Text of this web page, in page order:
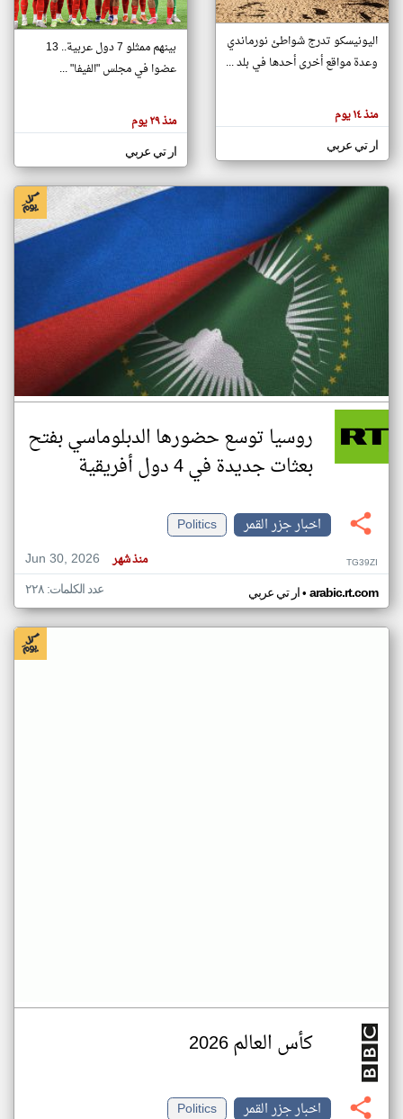
تغيير الدولة
اخبار جزر القمر على مدار الساعة
أهم اخبار جزر القمر العاجلة والمباشرة
هنا عن
وجهة
كاتبيها.
اليونيسكو تدرج شواطئ نورماندي
وعدة مواقع أخرى أحدها في بلد ...
منذ ١٤ يوم
ار تي عربي
بينهم ممثلو 7 دول عربية.. 13
عضوا في مجلس "الفيفا" ...
منذ ٢٩ يوم
ار تي عربي
روسيا توسع حضورها الدبلوماسي بفتح
بعثات جديدة في 4 دول أفريقية
اخبار جزر القمر
Politics
Jun 30, 2026
منذ شهر TG39ZI
ار تي عربي• arabic.rt.com عدد الكلمات: ٢٢٨
كأس العالم 2026
اخبار جزر القمر
Politics
klyoum.com